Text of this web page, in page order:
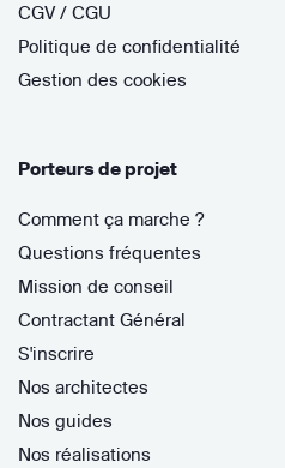
CGV / CGU
Politique de confidentialité
Gestion des cookies
Porteurs de projet
Comment ça marche ?
Questions fréquentes
Mission de conseil
Contractant Général
S'inscrire
Nos architectes
Nos guides
Nos réalisations